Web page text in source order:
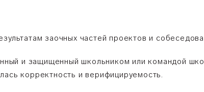
заочных частей проектов и
и защищенный школьником или командой
корректность и верифицируемость.